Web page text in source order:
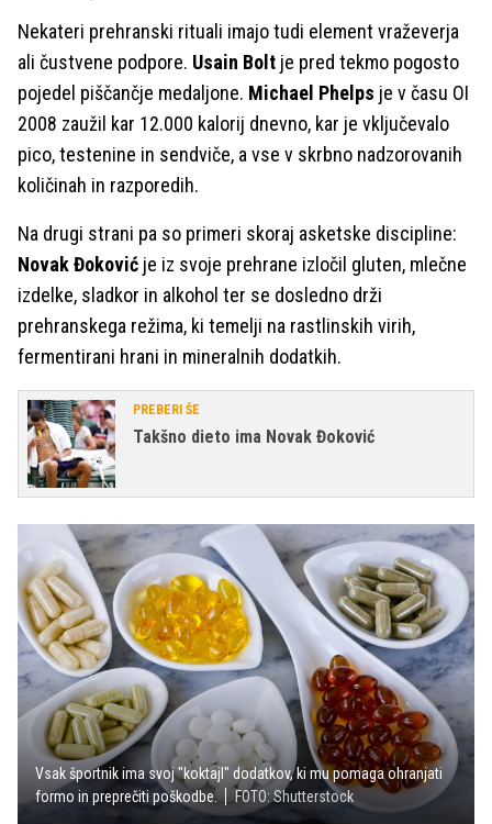
Nekateri prehranski rituali imajo tudi element vraževerja
ali čustvene podpore. Usain Bolt je pred tekmo pogosto
pojedel piščančje medaljone. Michael Phelps je v času OI
2008 zaužil kar 12.000 kalorij dnevno, kar je vključevalo
pico, testenine in sendviče, a vse v skrbno nadzorovanih
količinah in razporedih.
Na drugi strani pa so primeri skoraj asketske discipline:
Novak Đoković je iz svoje prehrane izločil gluten, mlečne
izdelke, sladkor in alkohol ter se dosledno drži
prehranskega režima, ki temelji na rastlinskih virih,
fermentirani hrani in mineralnih dodatkih.
PREBERI ŠE
Takšno dieto ima Novak Đoković
Vsak športnik ima svoj "koktajl" dodatkov, ki mu pomaga ohranjati
formo in preprečiti poškodbe.
FOTO: Shutterstock